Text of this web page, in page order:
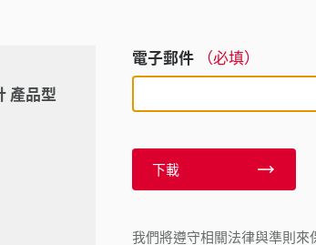
產品型
電子郵件 （必填）
下載
我們將遵守相關法律與準則來